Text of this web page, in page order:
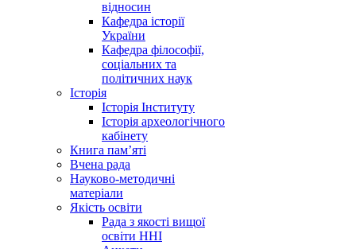
відносин
Кафедра історії
України
Кафедра філософії,
соціальних та
політичних наук
Історія
Історія Інституту
Історія археологічного
кабінету
Книга памʼяті
Вчена рада
Науково-методичні
матеріали
Якість освіти
Рада з якості вищої
освіти ННІ